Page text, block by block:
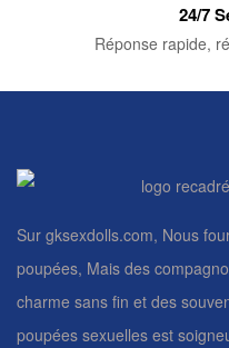
24/7
Réponse rapide,
Sur gksexdolls.com, Nous
poupées, Mais des
charme sans fin et des
poupées sexuelles est